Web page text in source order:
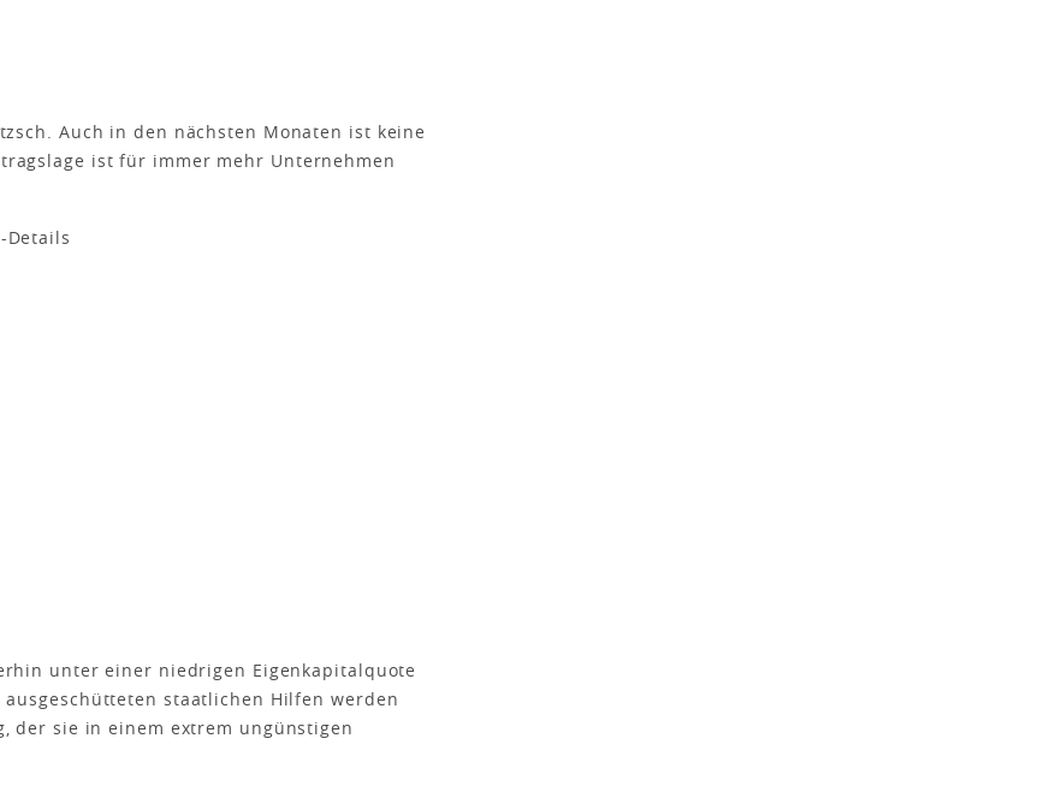
Auch in den nächsten Monaten ist keine
ist für immer mehr Unternehmen
unter einer niedrigen Eigenkapitalquote
staatlichen Hilfen werden
der sie in einem extrem ungünstigen